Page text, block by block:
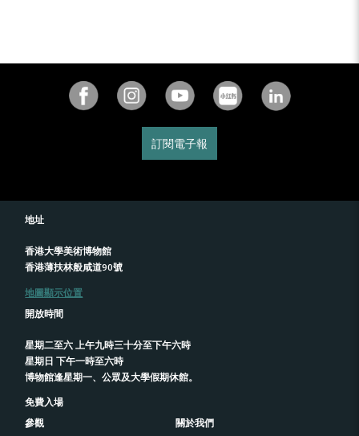
訂閱電子報
地址
香港大學美術博物館
香港薄扶林般咸道90號
地圖顯示位置
開放時間
星期二至六 上午九時三十分至下午六時
星期日 下午一時至六時
博物館逢星期一、公眾及大學假期休館。
免費入場
參觀
關於我們